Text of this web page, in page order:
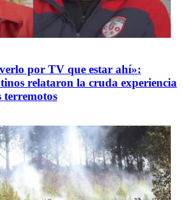
por TV que estar ahí»:
relataron la cruda experiencia
terremotos